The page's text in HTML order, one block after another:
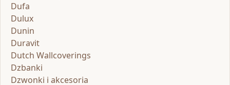
Dufa
Dulux
Dunin
Duravit
Dutch Wallcoverings
Dzbanki
Dzwonki i akcesoria